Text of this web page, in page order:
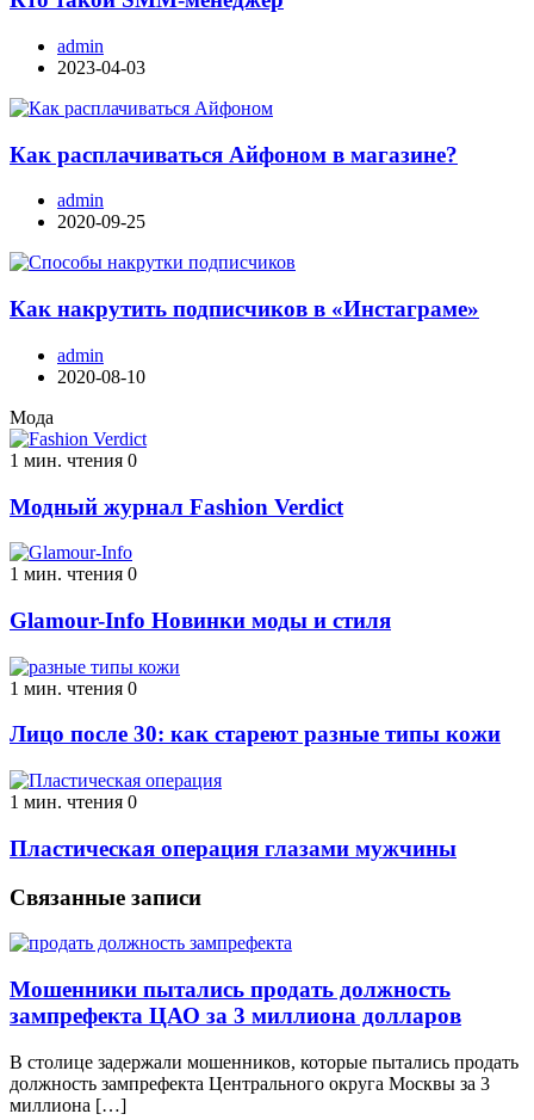
admin
2023-04-03
Как расплачиваться Айфоном в магазине?
admin
2020-09-25
Как накрутить подписчиков в «Инстаграме»
admin
2020-08-10
Мода
1 мин. чтения 0
Модный журнал Fashion Verdict
1 мин. чтения 0
Glamour-Info Новинки моды и стиля
1 мин. чтения 0
Лицо после 30: как стареют разные типы кожи
1 мин. чтения 0
Пластическая операция глазами мужчины
Связанные записи
Мошенники пытались продать должность
зампрефекта ЦАО за 3 миллиона долларов
В столице задержали мошенников, которые пытались продать
должность зампрефекта Центрального округа Москвы за 3
миллиона […]